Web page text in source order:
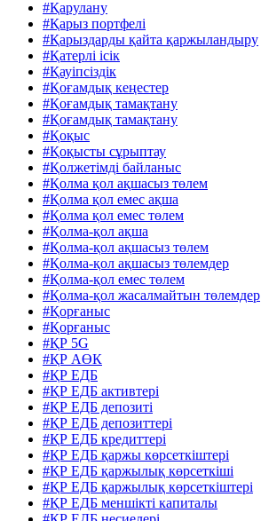
#Қарулану
#Қарыз портфелі
#Қарыздарды қайта қаржыландыру
#Қатерлі ісік
#Қауіпсіздік
#Қоғамдық кеңестер
#Қоғамдық тамақтану
#Қоғамдық тамақтану
#Қоқыс
#Қоқысты сұрыптау
#Қолжетімді байланыс
#Қолма қол ақшасыз төлем
#Қолма қол емес ақша
#Қолма қол емес төлем
#Қолма-қол ақша
#Қолма-қол ақшасыз төлем
#Қолма-қол ақшасыз төлемдер
#Қолма-қол емес төлем
#Қолма-қол жасалмайтын төлемдер
#Қорғаныс
#Қорғаныс
#ҚР 5G
#ҚР АӨК
#ҚР ЕДБ
#ҚР ЕДБ активтері
#ҚР ЕДБ депозиті
#ҚР ЕДБ депозиттері
#ҚР ЕДБ кредиттері
#ҚР ЕДБ қаржы көрсеткіштері
#ҚР ЕДБ қаржылық көрсеткіші
#ҚР ЕДБ қаржылық көрсеткіштері
#ҚР ЕДБ меншікті капиталы